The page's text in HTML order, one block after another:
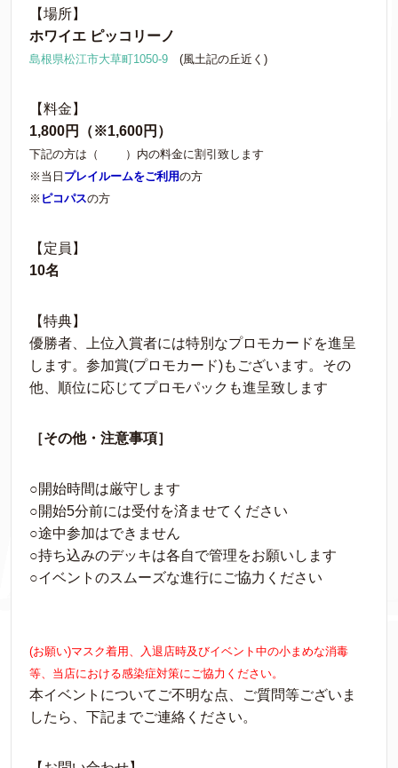
【場所】
ホワイエ ピッコリーノ
島根県松江市大草町1050-9 (風土記の丘近く)
【料金】
1,800円（※1,600円）
下記の方は（ ）内の料金に割引致します
※当日 プレイルームをご利用の方
※ ピコパスの方
【定員】
10名
【特典】
優勝者、上位入賞者には特別なプロモカードを進呈
します。参加賞(プロモカード)もございます。その
他、順位に応じてプロモパックも進呈致します
［その他・注意事項］
○開始時間は厳守します
○開始5分前には受付を済ませてください
○途中参加はできません
○持ち込みのデッキは各自で管理をお願いします
○イベントのスムーズな進行にご協力ください
(お願い)マスク着用、入退店時及びイベント中の小まめな消毒
等、当店における感染症対策にご協力ください。
本イベントについてご不明な点、ご質問等ございま
したら、下記までご連絡ください。